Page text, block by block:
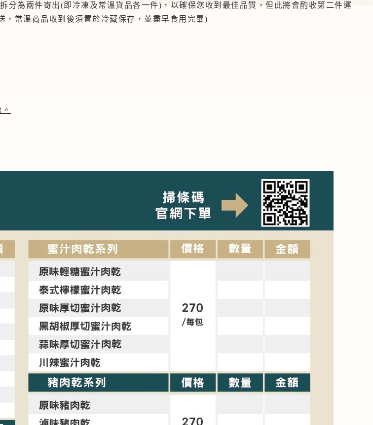
分為兩件寄出(即冷凍及常溫貨品各一件)，以確保您收到最佳品質，但此將會酌收第二件運
常溫商品收到後須置於冷藏保存，並盡早食用完畢)